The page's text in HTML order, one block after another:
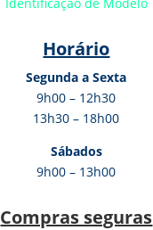
Horário
Segunda a Sexta
9h00 – 12h30
13h30 – 18h00
Sábados
9h00 – 13h00
Compras seguras